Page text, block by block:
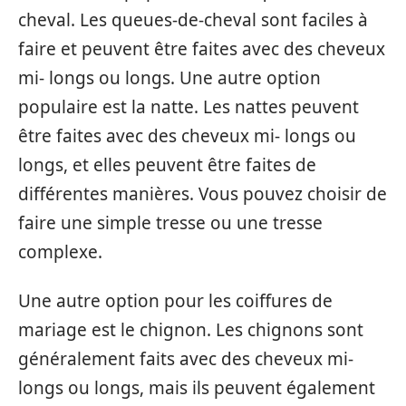
cheval. Les queues-de-cheval sont faciles à
faire et peuvent être faites avec des cheveux
mi- longs ou longs. Une autre option
populaire est la natte. Les nattes peuvent
être faites avec des cheveux mi- longs ou
longs, et elles peuvent être faites de
différentes manières. Vous pouvez choisir de
faire une simple tresse ou une tresse
complexe.
Une autre option pour les coiffures de
mariage est le chignon. Les chignons sont
généralement faits avec des cheveux mi-
longs ou longs, mais ils peuvent également